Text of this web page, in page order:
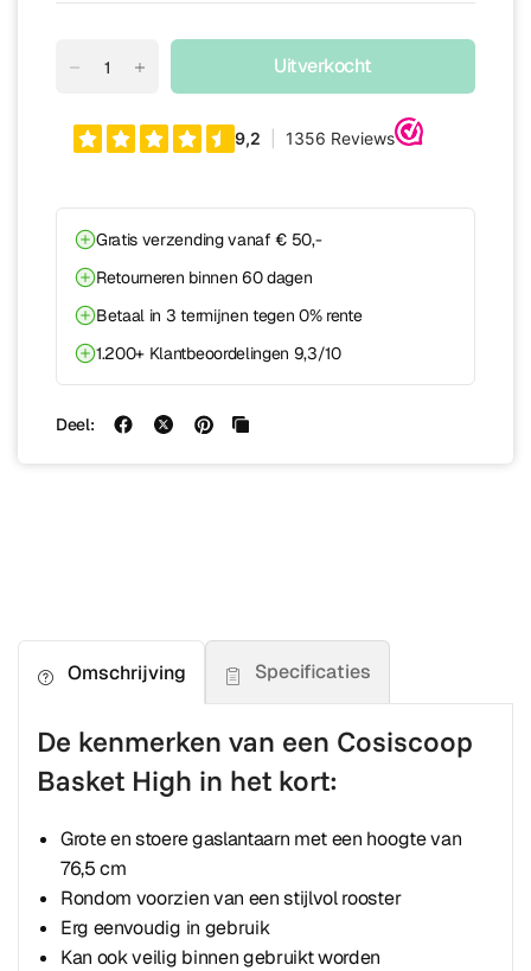
Uitverkocht
Gratis verzending vanaf € 50,-
Retourneren binnen 60 dagen
Betaal in 3 termijnen tegen 0% rente
1.200+ Klantbeoordelingen 9,3/10
Deel:
Omschrijving Specificaties
De kenmerken van een Cosiscoop
Basket High in het kort:
Grote en stoere gaslantaarn met een hoogte van
76,5 cm
Rondom voorzien van een stijlvol rooster
Erg eenvoudig in gebruik
Kan ook veilig binnen gebruikt worden